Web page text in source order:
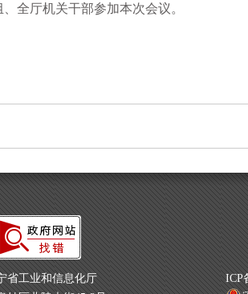
全厅机关干部参加本次会议。
省工业和信息化厅
ICP